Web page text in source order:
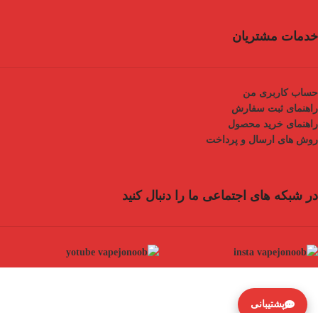
خدمات مشتریان
حساب کاربری من
راهنمای ثبت سفارش
راهنمای خرید محصول
روش های ارسال و پرداخت
در شبکه های اجتماعی ما را دنبال کنید
پشتیبانی